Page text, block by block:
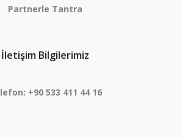
Partnerle Tantra
İletişim Bilgilerimiz
+90 533 411 44 16